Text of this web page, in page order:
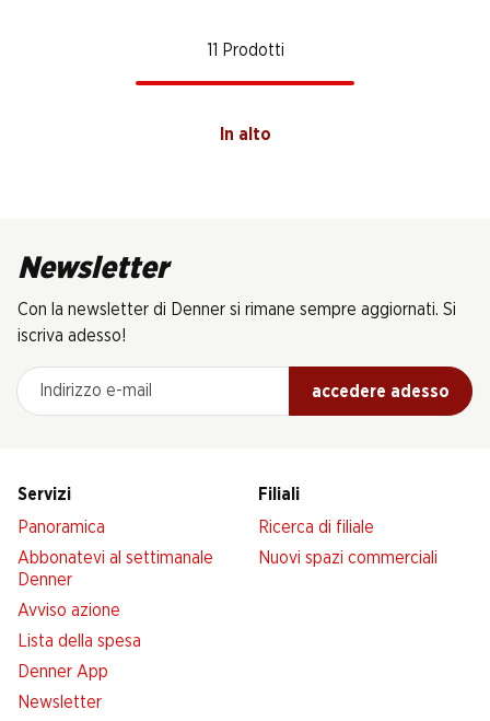
11 Prodotti
In alto
Newsletter
Con la newsletter di Denner si rimane sempre aggiornati. Si
iscriva adesso!
Indirizzo e-mail
accedere adesso
Servizi
Panoramica
Abbonatevi al settimanale
Denner
Avviso azione
Lista della spesa
Denner App
Newsletter
Filiali
Ricerca di filiale
Nuovi spazi commerciali